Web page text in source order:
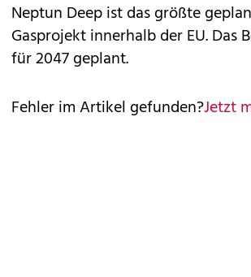
Neptun Deep ist das größte
Gasprojekt innerhalb der EU. Das
für 2047 geplant.
Fehler im Artikel gefunden?Jetzt